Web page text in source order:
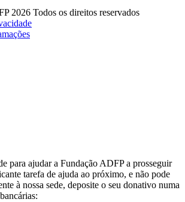
2026 Todos os direitos reservados
para ajudar a Fundação ADFP a prosseguir
tarefa de ajuda ao próximo, e não pode
à nossa sede, deposite o seu donativo numa